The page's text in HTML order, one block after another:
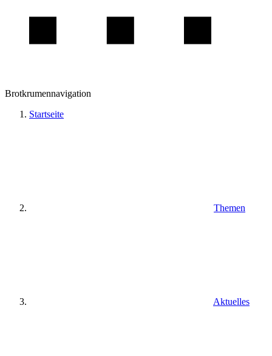
Brotkrumennavigation
Startseite
Themen
Aktuelles